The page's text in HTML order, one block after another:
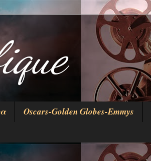
Oscars-Golden Globes-Emmys